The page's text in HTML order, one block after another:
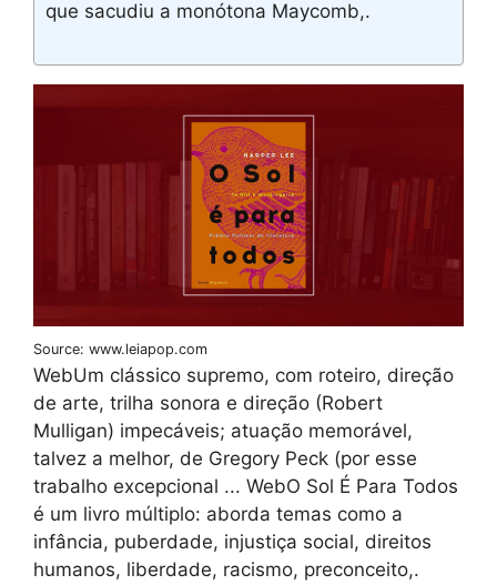
que sacudiu a monótona Maycomb,.
Source: www.leiapop.com
WebUm clássico supremo, com roteiro, direção
de arte, trilha sonora e direção (Robert
Mulligan) impecáveis; atuação memorável,
talvez a melhor, de Gregory Peck (por esse
trabalho excepcional ... WebO Sol É Para Todos
é um livro múltiplo: aborda temas como a
infância, puberdade, injustiça social, direitos
humanos, liberdade, racismo, preconceito,.